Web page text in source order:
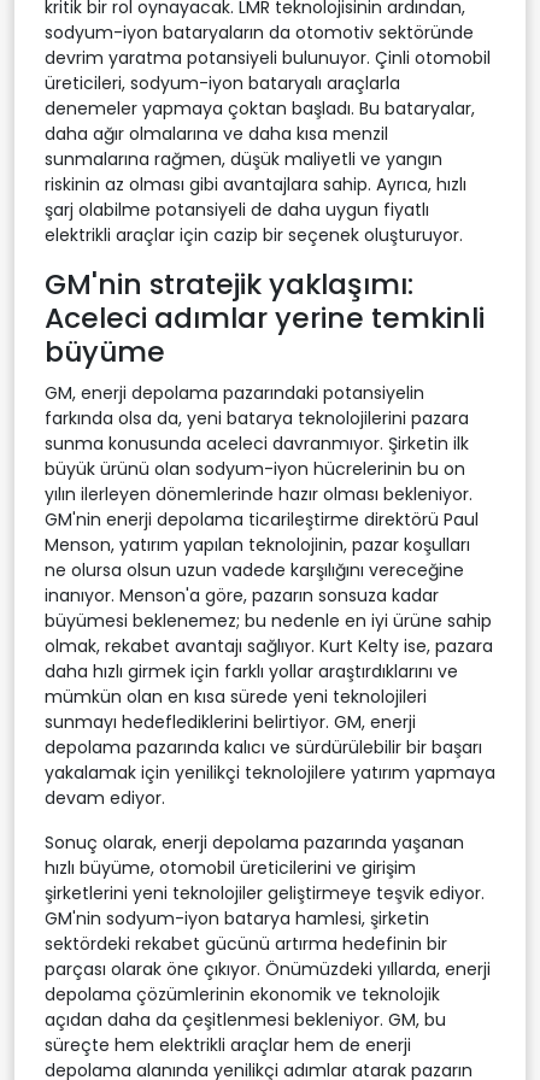
kritik bir rol oynayacak. LMR teknolojisinin ardından,
sodyum-iyon bataryaların da otomotiv sektöründe
devrim yaratma potansiyeli bulunuyor. Çinli otomobil
üreticileri, sodyum-iyon bataryalı araçlarla
denemeler yapmaya çoktan başladı. Bu bataryalar,
daha ağır olmalarına ve daha kısa menzil
sunmalarına rağmen, düşük maliyetli ve yangın
riskinin az olması gibi avantajlara sahip. Ayrıca, hızlı
şarj olabilme potansiyeli de daha uygun fiyatlı
elektrikli araçlar için cazip bir seçenek oluşturuyor.
GM'nin stratejik yaklaşımı:
Aceleci adımlar yerine temkinli
büyüme
GM, enerji depolama pazarındaki potansiyelin
farkında olsa da, yeni batarya teknolojilerini pazara
sunma konusunda aceleci davranmıyor. Şirketin ilk
büyük ürünü olan sodyum-iyon hücrelerinin bu on
yılın ilerleyen dönemlerinde hazır olması bekleniyor.
GM'nin enerji depolama ticarileştirme direktörü Paul
Menson, yatırım yapılan teknolojinin, pazar koşulları
ne olursa olsun uzun vadede karşılığını vereceğine
inanıyor. Menson'a göre, pazarın sonsuza kadar
büyümesi beklenemez; bu nedenle en iyi ürüne sahip
olmak, rekabet avantajı sağlıyor. Kurt Kelty ise, pazara
daha hızlı girmek için farklı yollar araştırdıklarını ve
mümkün olan en kısa sürede yeni teknolojileri
sunmayı hedeflediklerini belirtiyor. GM, enerji
depolama pazarında kalıcı ve sürdürülebilir bir başarı
yakalamak için yenilikçi teknolojilere yatırım yapmaya
devam ediyor.
Sonuç olarak, enerji depolama pazarında yaşanan
hızlı büyüme, otomobil üreticilerini ve girişim
şirketlerini yeni teknolojiler geliştirmeye teşvik ediyor.
GM'nin sodyum-iyon batarya hamlesi, şirketin
sektördeki rekabet gücünü artırma hedefinin bir
parçası olarak öne çıkıyor. Önümüzdeki yıllarda, enerji
depolama çözümlerinin ekonomik ve teknolojik
açıdan daha da çeşitlenmesi bekleniyor. GM, bu
süreçte hem elektrikli araçlar hem de enerji
depolama alanında yenilikçi adımlar atarak pazarın